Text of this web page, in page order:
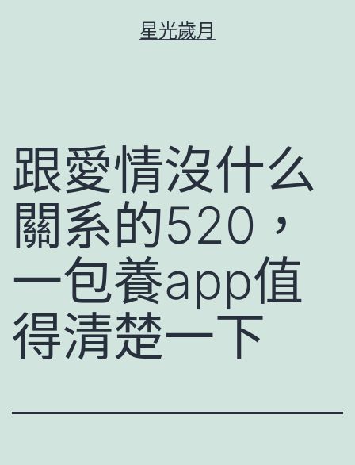
星光歲月
跟愛情沒什么
關系的520，
一包養app值
得清楚一下